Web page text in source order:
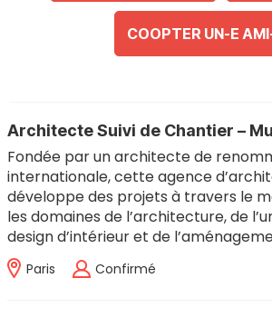
COOPTER UN-E
Architecte Suivi de Chantier –
Fondée par un architecte de
internationale, cette agence
développe des projets à travers le
les domaines de l’architecture, de
design d’intérieur et de
Paris Confirmé